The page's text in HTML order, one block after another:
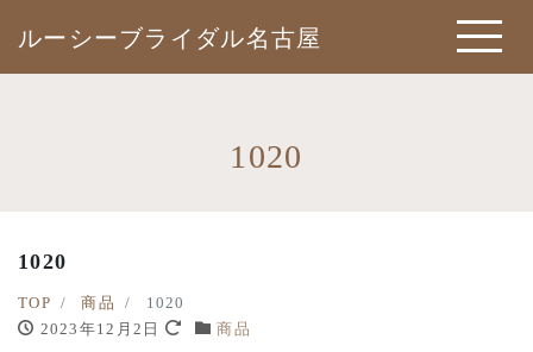
ルーシーブライダル名古屋
1020
1020
TOP 商品
1020
2023年12月2日
商品